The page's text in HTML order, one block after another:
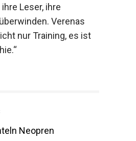
Leser, ihre
Verenas
nur Training, es ist
Neopren